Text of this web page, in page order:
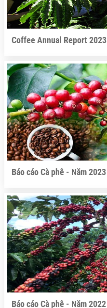
Coffee Annual Report 2023
Báo cáo Cà phê - Năm 2023
Báo cáo Cà phê - Năm 2022